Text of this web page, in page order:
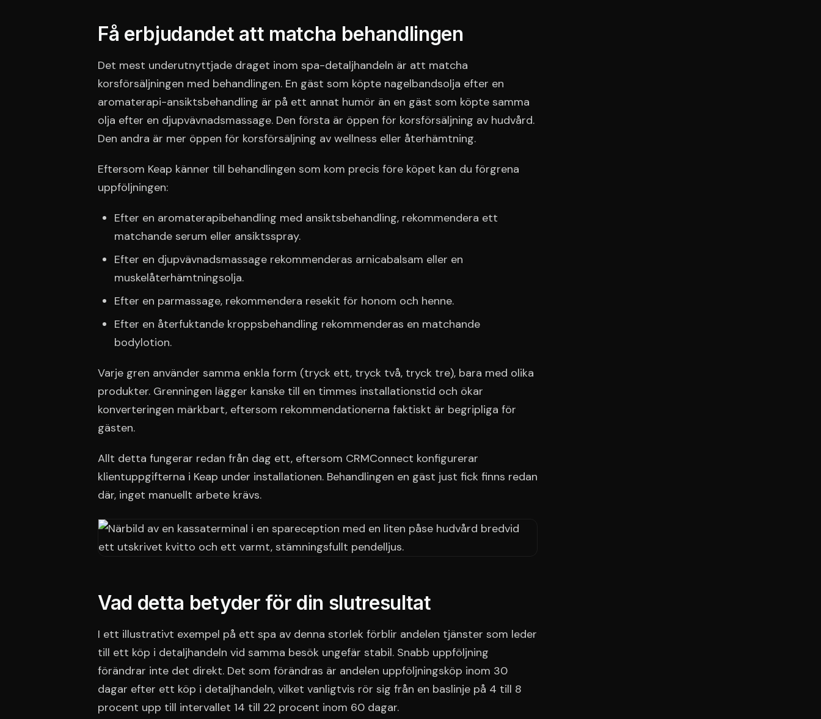
Få erbjudandet att matcha behandlingen
Det mest underutnyttjade draget inom spa-detaljhandeln är att matcha
korsförsäljningen med behandlingen. En gäst som köpte nagelbandsolja efter en
aromaterapi-ansiktsbehandling är på ett annat humör än en gäst som köpte samma
olja efter en djupvävnadsmassage. Den första är öppen för korsförsäljning av hudvård.
Den andra är mer öppen för korsförsäljning av wellness eller återhämtning.
Eftersom Keap känner till behandlingen som kom precis före köpet kan du förgrena
uppföljningen:
Efter en aromaterapibehandling med ansiktsbehandling, rekommendera ett
matchande serum eller ansiktsspray.
Efter en djupvävnadsmassage rekommenderas arnicabalsam eller en
muskelåterhämtningsolja.
Efter en parmassage, rekommendera resekit för honom och henne.
Efter en återfuktande kroppsbehandling rekommenderas en matchande
bodylotion.
Varje gren använder samma enkla form (tryck ett, tryck två, tryck tre), bara med olika
produkter. Grenningen lägger kanske till en timmes installationstid och ökar
konverteringen märkbart, eftersom rekommendationerna faktiskt är begripliga för
gästen.
Allt detta fungerar redan från dag ett, eftersom CRMConnect konfigurerar
klientuppgifterna i Keap under installationen. Behandlingen en gäst just fick finns redan
där, inget manuellt arbete krävs.
Vad detta betyder för din slutresultat
I ett illustrativt exempel på ett spa av denna storlek förblir andelen tjänster som leder
till ett köp i detaljhandeln vid samma besök ungefär stabil. Snabb uppföljning
förändrar inte det direkt. Det som förändras är andelen uppföljningsköp inom 30
dagar efter ett köp i detaljhandeln, vilket vanligtvis rör sig från en baslinje på 4 till 8
procent upp till intervallet 14 till 22 procent inom 60 dagar.